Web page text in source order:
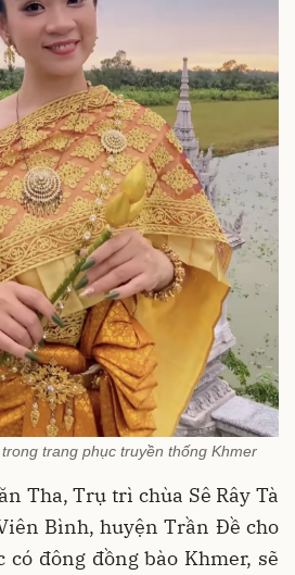
trang phục truyền thống Khmer
Tha, Trụ trì chùa Sê Rây Tà
Bình, huyện Trần Đề cho
đông đồng bào Khmer, sẽ